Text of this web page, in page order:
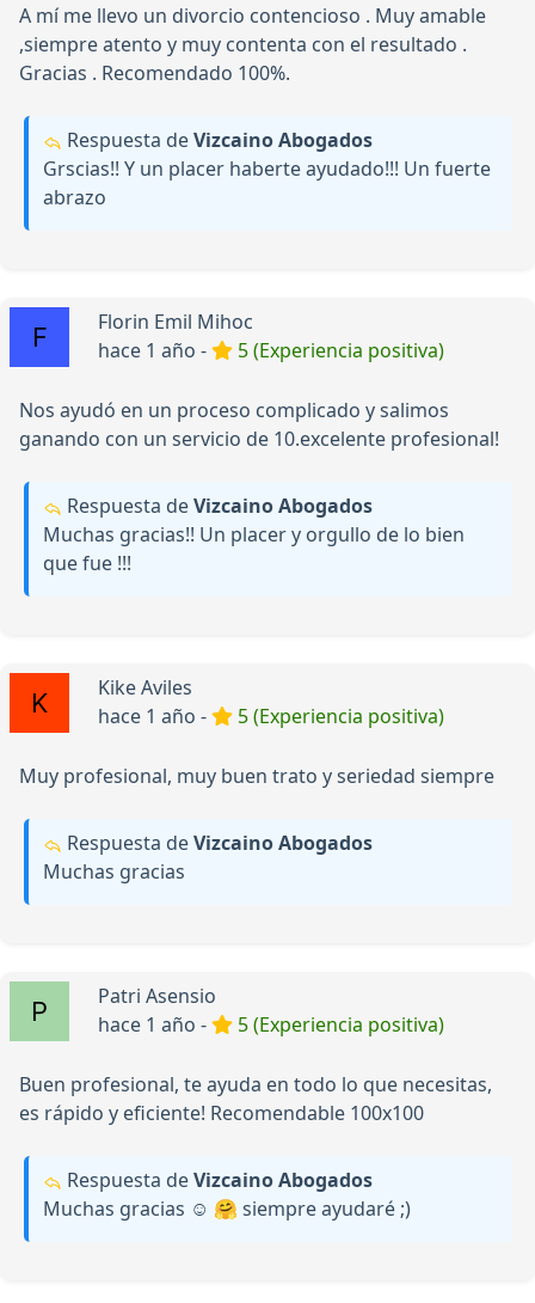
A mí me llevo un divorcio contencioso . Muy amable
,siempre atento y muy contenta con el resultado .
Gracias . Recomendado 100%.
Respuesta deVizcaino Abogados
Grscias!! Y un placer haberte ayudado!!! Un fuerte
abrazo
Florin Emil Mihoc
hace 1 año -
5 (Experiencia positiva)
Nos ayudó en un proceso complicado y salimos
ganando con un servicio de 10.excelente profesional!
Respuesta deVizcaino Abogados
Muchas gracias!! Un placer y orgullo de lo bien
que fue !!!
Kike Aviles
hace 1 año -
5 (Experiencia positiva)
Muy profesional, muy buen trato y seriedad siempre
Respuesta deVizcaino Abogados
Muchas gracias
Patri Asensio
hace 1 año -
5 (Experiencia positiva)
Buen profesional, te ayuda en todo lo que necesitas,
es rápido y eficiente! Recomendable 100x100
Respuesta deVizcaino Abogados
Muchas gracias ☺️ 🤗 siempre ayudaré ;)